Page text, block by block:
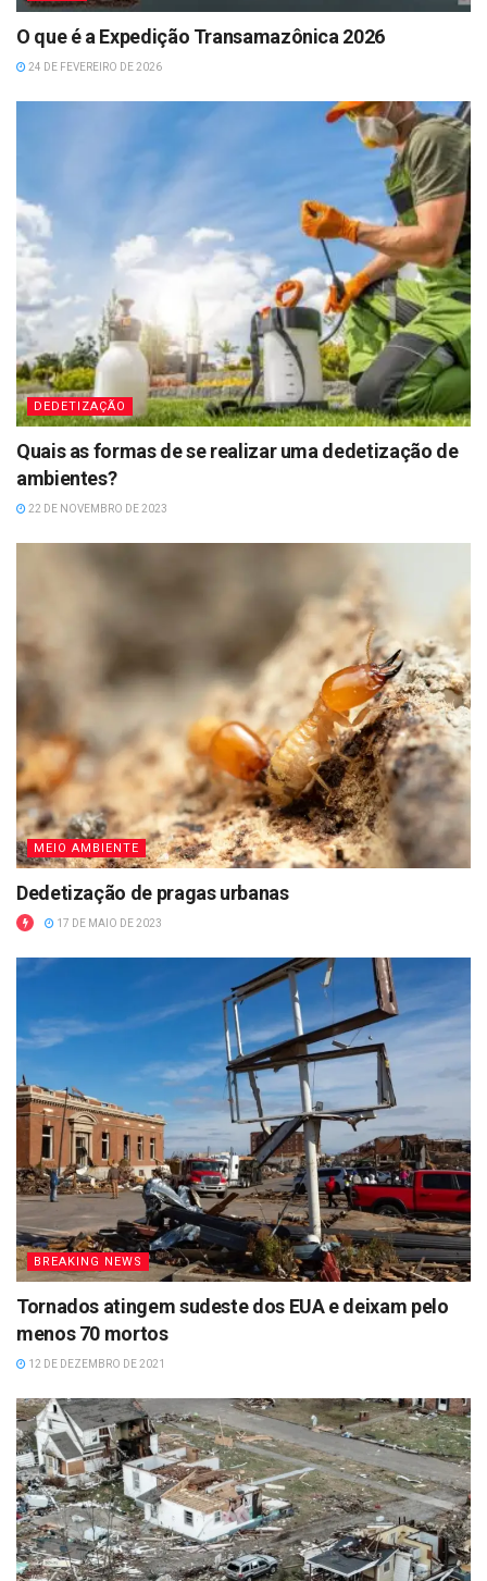
O que é a Expedição Transamazônica 2026
24 DE FEVEREIRO DE 2026
DEDETIZAÇÃO
Quais as formas de se realizar uma dedetização de
ambientes?
22 DE NOVEMBRO DE 2023
MEIO AMBIENTE
Dedetização de pragas urbanas
17 DE MAIO DE 2023
BREAKING NEWS
Tornados atingem sudeste dos EUA e deixam pelo
menos 70 mortos
12 DE DEZEMBRO DE 2021